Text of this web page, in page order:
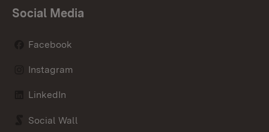
Social Media
Facebook
Instagram
LinkedIn
Social Wall